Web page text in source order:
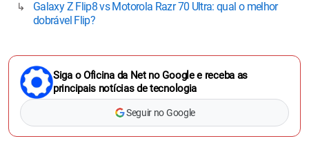
Galaxy Z Flip8 vs Motorola Razr 70 Ultra: qual o melhor
dobrável Flip?
Siga o Oficina da Net no Google e receba as
principais notícias de tecnologia
Seguir no Google